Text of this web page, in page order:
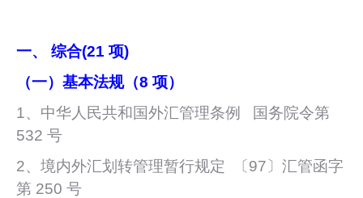
一、 综合(21 项)
（一）基本法规（8 项）
1、中华人民共和国外汇管理条例 国务院令第
532 号
2、境内外汇划转管理暂行规定 〔97〕汇管函字
第 250 号